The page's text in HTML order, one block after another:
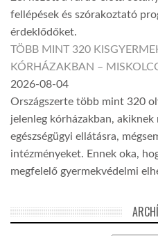
fellépések és szórakoztató
érdeklődőket.
TÖBB MINT 320
KÓRHÁZAKBAN –
2026-08-04
Országszerte több mint 320
jelenleg kórházakban, akiknek
egészségügyi ellátásra,
intézményeket. Ennek oka,
megfelelő gyermekvédelmi